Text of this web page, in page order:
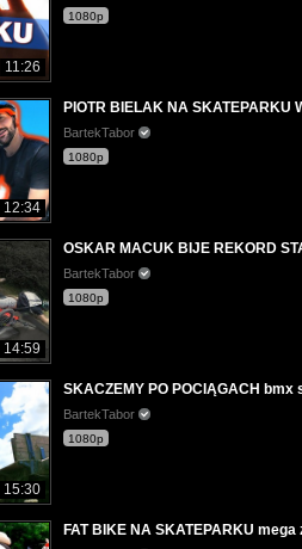
11:26
1080p
12:34
PIOTR BIELAK NA
BartekTabor
1080p
14:59
OSKAR MACUK BIJE REKORD
BartekTabor
1080p
15:30
SKACZEMY PO POCIĄGACH
BartekTabor
1080p
FAT BIKE NA SKATEPARKU